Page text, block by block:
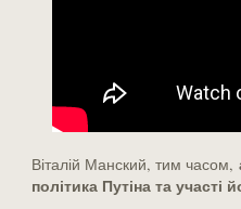
Віталій Манский, тим часом,
політика Путіна та участі